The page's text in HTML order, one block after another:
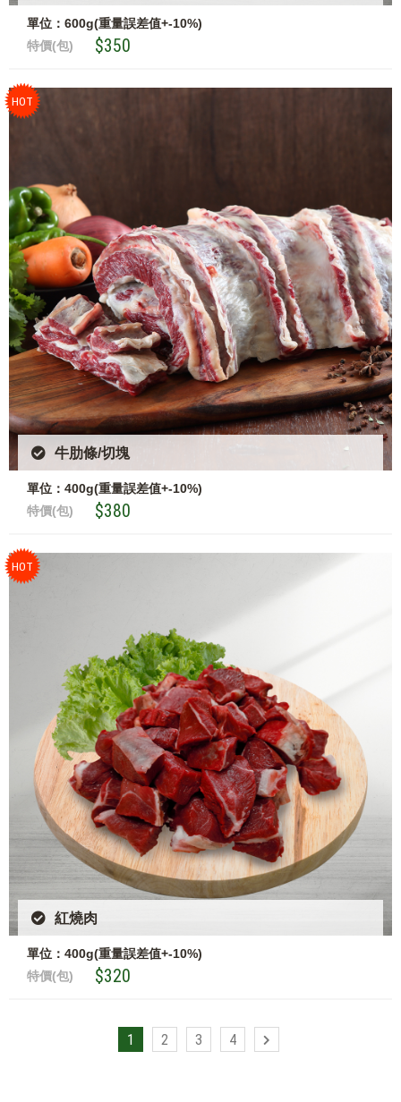
單位：600g(重量誤差值+-10%)
特價(包)
$350
牛肋條/切塊
單位：400g(重量誤差值+-10%)
特價(包)
$380
紅燒肉
單位：400g(重量誤差值+-10%)
特價(包)
$320
1 2 3 4